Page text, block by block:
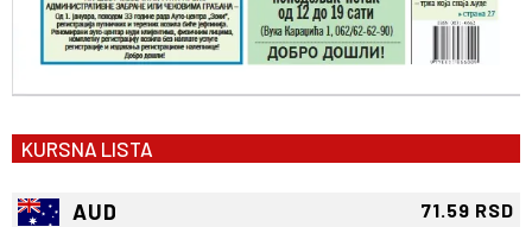
KURSNA LISTA
AUD 71.59 RSD